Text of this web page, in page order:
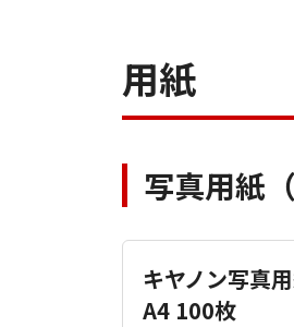
用紙
写真用紙
キヤノン写真
A4 100枚